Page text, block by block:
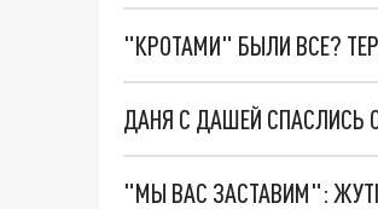
"КРОТАМИ" БЫЛИ ВСЕ?
ДАНЯ С ДАШЕЙ СПАСЛИСЬ